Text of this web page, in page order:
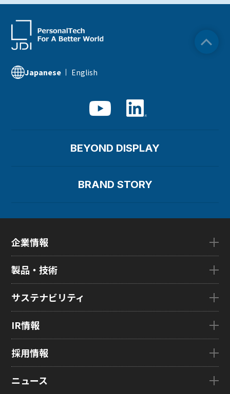
LumiFree
医療・産業・デジタルカメラ用ディスプレイ
SOLTIMO
ディスプレイとは
ディスプレイの基礎
Japanese English
BEYOND DISPLAY
BRAND STORY
企業情報
ごあいさつ
企業理念
グローバル子会社
製品・技術
eLEAP
HMO
Rælclear
医療・産業・デジタルカメラ用ディスプレイ
サステナビリティ
トップメッセージ
環境
ガバナンス
IR情報
経営方針
株式・株主情報
採用情報
新卒採用情報
ニュース